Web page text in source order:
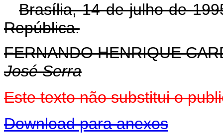
Brasília, 14 de julho de
República.
FERNANDO HENRIQUE
José Serra
Este texto não substitui o
Download para anexos